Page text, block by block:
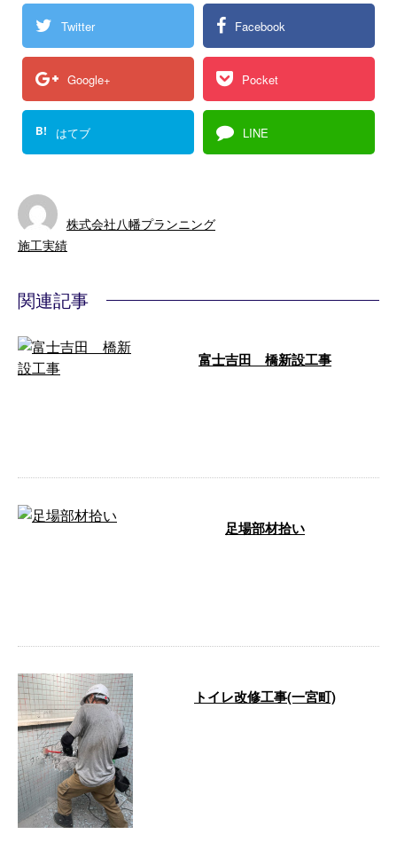
Twitter Facebook
Google+ Pocket
B! はてブ LINE
株式会社八幡プランニング
施工実績
関連記事
富士吉田 橋新設工事
足場部材拾い
トイレ改修工事(一宮町)